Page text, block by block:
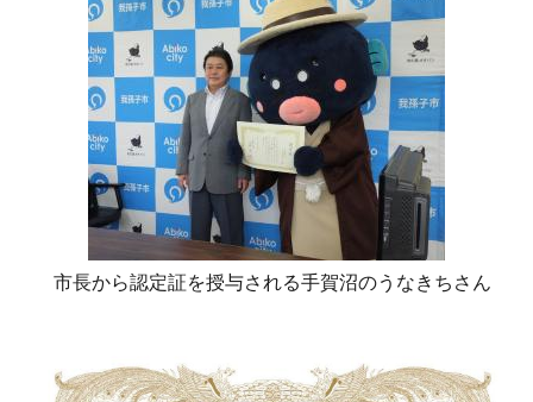
市長から認定証を授与される手賀沼のうなきちさん